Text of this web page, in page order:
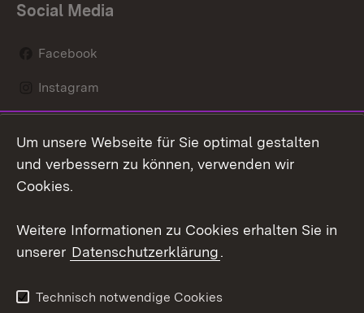
Social Media
Facebook
Instagram
Mastodon
Youtube
Kontakt
Datenschutz
Barrierefreiheit
Um unsere Webseite für Sie optimal gestalten
und verbessern zu können, verwenden wir
Cookies.
Weitere Informationen zu Cookies erhalten Sie in
unserer Datenschutzerklärung.
Technisch notwendige Cookies